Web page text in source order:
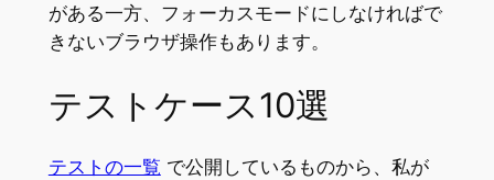
がある一方、フォーカスモードにしなければで
きないブラウザ操作もあります。
テストケース10選
テストの一覧 で公開しているものから、私が